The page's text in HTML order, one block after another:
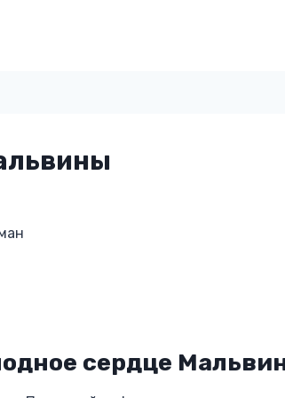
сердце